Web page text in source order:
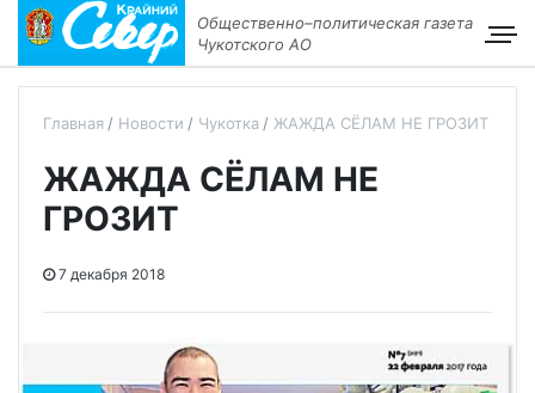
Общественно–политическая газета
Чукотского АО
Главная Новости Чукотка ЖАЖДА СЁЛАМ НЕ ГРОЗИТ
ЖАЖДА СЁЛАМ НЕ
ГРОЗИТ
7 декабря 2018